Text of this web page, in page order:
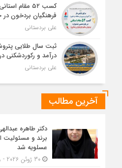
کسب ۵۲ مقام
فرهنگیان بردخون در
علی بردستانی
درآمد و رکوردشکنی
علی بردستانی
آخرین مطالب
دکتر طاهره
برند و مسئولیت
عسلویه شد
30 ژوئن 2026 - 18:18